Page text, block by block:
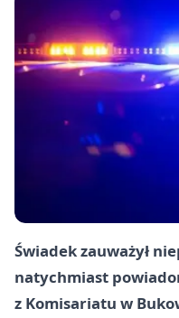
Świadek zauważył
natychmiast
z Komisariatu w